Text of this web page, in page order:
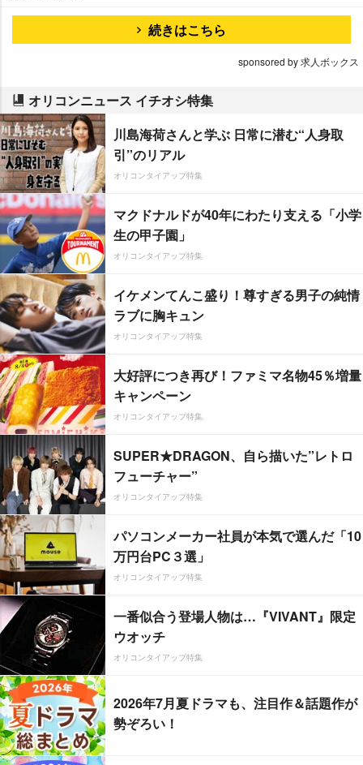
続きはこちら
sponsored by 求人ボックス
オリコンニュース イチオシ特集
川島海荷さんと学ぶ 日常に潜む“人身取
引”のリアル
オリコンタイアップ特集
マクドナルドが40年にわたり支える「小学
生の甲子園」
オリコンタイアップ特集
イケメンてんこ盛り！尊すぎる男子の純情
ラブに胸キュン
オリコンタイアップ特集
大好評につき再び！ファミマ名物45％増量
キャンペーン
オリコンタイアップ特集
SUPER★DRAGON、自ら描いた”レトロ
フューチャー”
オリコンタイアップ特集
パソコンメーカー社員が本気で選んだ「10
万円台PC３選」
オリコンタイアップ特集
一番似合う登場人物は…『VIVANT』限定
ウオッチ
オリコンタイアップ特集
2026年7月夏ドラマも、注目作＆話題作が
勢ぞろい！